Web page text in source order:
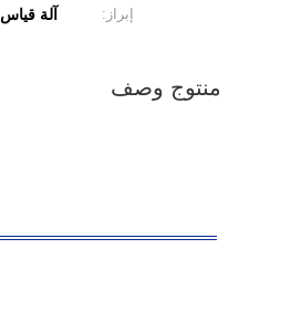
إبراز:
آلة
منتوج وصف